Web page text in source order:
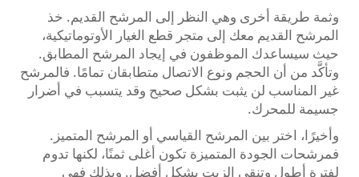
وثمة طريقة أخرى وهي النظر إلى المرشح القديم. خذ
المرشح القديم معك إلى متجر قطع الغيار الأوتوماتيكية،
حيث سيساعدك الموظفون في إيجاد المرشح المطابق.
وتأكَّد من أن الحجم ونوع الاتصال متطابقان تمامًا. فالمرشح
غير المناسب لن يثبت بشكل صحيح وقد يتسبب في أضرار
جسيمة للمحرك.
وأخيرًا، اختر بين المرشح القياسي أو المرشح المتميز.
فمرشحات الجودة المتميزة تكون أغلى ثمنًا، لكنها تدوم
لفترة أطول وتنقي الزيت بشكل أفضل. وبذلك فهي